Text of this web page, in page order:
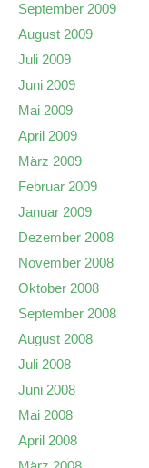
September 2009
August 2009
Juli 2009
Juni 2009
Mai 2009
April 2009
März 2009
Februar 2009
Januar 2009
Dezember 2008
November 2008
Oktober 2008
September 2008
August 2008
Juli 2008
Juni 2008
Mai 2008
April 2008